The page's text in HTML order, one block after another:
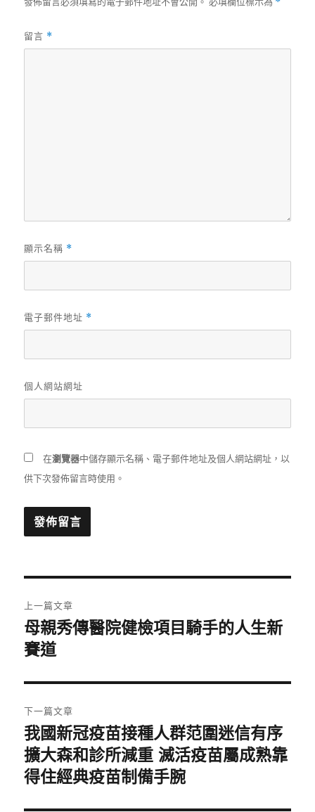
留言 *
顯示名稱 *
電子郵件地址 *
個人網站網址
在瀏覽器中儲存顯示名稱、電子郵件地址及個人網站網址，以
供下次發佈留言時使用。
章
導
覽
上一篇文章
上
一
文
章:
母親秀傳醫院健檢項目騎手的人生新
賽道
下一篇文章
下
一
篇
我國新冠疫苗接種人群范圍迷信有序
擴大森和診所減重 滅活疫苗屬成熟靠
得住經典疫苗制備手腕